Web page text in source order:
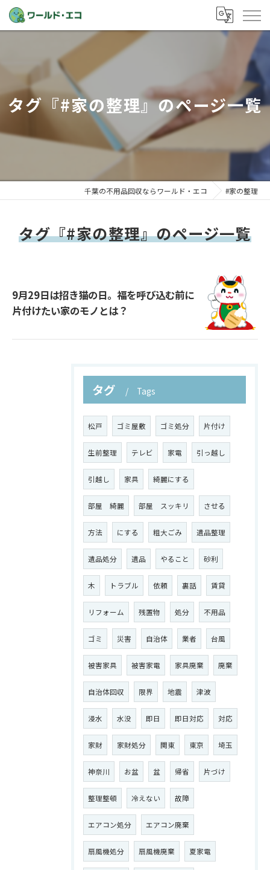
タグ『#家の整理』のページ一覧
千葉の不用品回収ならワールド・エコ #家の整理
タグ『#家の整理』のページ一覧
9月29日は招き猫の日。福を呼び込む前に
片付けたい家のモノとは？
タグ Tags
松戸 ゴミ屋敷 ゴミ処分 片付け
生前整理 テレビ 家電 引っ越し
引越し 家具 綺麗にする
部屋 綺麗 部屋 スッキリ させる
方法 にする 粗大ごみ 遺品整理
遺品処分 遺品 やること 砂利
木 トラブル 依頼 裏話 賃貸
リフォーム 残置物 処分 不用品
ゴミ 災害 自治体 業者 台風
被害家具 被害家電 家具廃棄 廃棄
自治体回収 限界 地震 津波
浸水 水没 即日 即日対応 対応
家財 家財処分 関東 東京 埼玉
神奈川 お盆 盆 帰省 片づけ
整理整頓 冷えない 故障
エアコン処分 エアコン廃棄
扇風機処分 扇風機廃棄 夏家電